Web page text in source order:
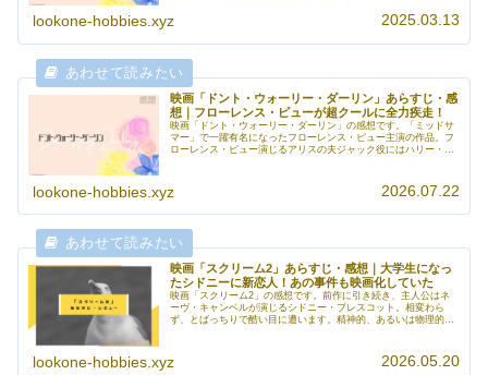
ているので、前作の雰囲気を期待している人は、ちょっぴり肩透
かしを食ったような気分になるかもしれません。でも、ジェシ
lookone-hobbies.xyz 2025.03.13
映画「ドント・ウォーリー・ダーリン」あらすじ・感
想｜フローレンス・ピューが超クールに全力疾走！
映画「ドント・ウォーリー・ダーリン」の感想です。「ミッドサ
マー」で一躍有名になったフローレンス・ピュー主演の作品。フ
ローレンス・ピュー演じるアリスの夫ジャック役にはハリー・ス
在感は圧倒的なんだなと。若く美しく献身的で、でもどこか自立
心のある女性にはうってつけの役者さんでした。
lookone-hobbies.xyz 2026.07.22
映画「スクリーム2」あらすじ・感想｜大学生になっ
たシドニーに新恋人！あの事件も映画化していた
映画「スクリーム2」の感想です。前作に引き続き、主人公はネ
ーヴ・キャンベルが演じるシドニー・プレスコット。相変わら
ず、とばっちりで酷い目に遭います。精神的、あるいは物理的な
lookone-hobbies.xyz 2026.05.20